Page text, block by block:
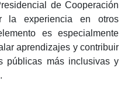
de Cooperación
la experiencia en otros
es especialmente
aprendizajes y contribuir
públicas más inclusivas y